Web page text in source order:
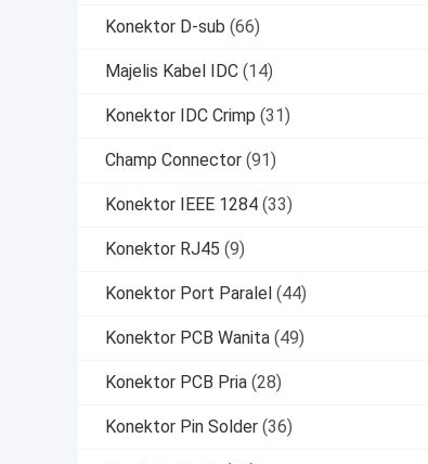
Konektor D-sub (66)
Majelis Kabel IDC (14)
Konektor IDC Crimp (31)
Champ Connector (91)
Konektor IEEE 1284 (33)
Konektor RJ45 (9)
Konektor Port Paralel (44)
Konektor PCB Wanita (49)
Konektor PCB Pria (28)
Konektor Pin Solder (36)